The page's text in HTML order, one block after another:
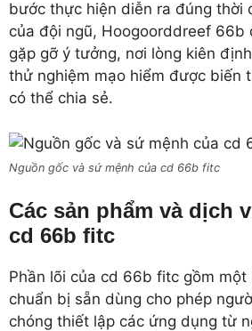
bước thực hiện diễn ra đúng thời
của đội ngũ, Hoogoorddreef 66b
gặp gỡ ý tưởng, nơi lòng kiên
thử nghiệm mạo hiểm được biến
có thể chia sẻ.
Nguồn gốc và sứ mệnh của cd 66b fitc
Các sản phẩm và dịch
cd 66b fitc
Phần lõi của cd 66b fitc gồm một
chuẩn bị sẵn dùng cho phép
chóng thiết lập các ứng dụng từ